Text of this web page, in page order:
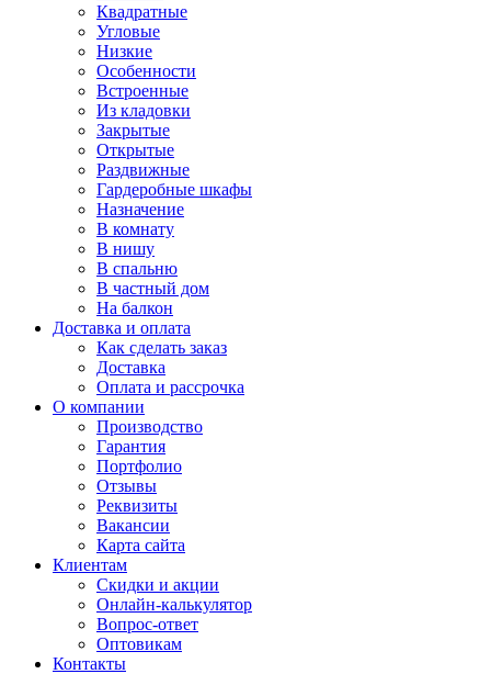
Квадратные
Угловые
Низкие
Особенности
Встроенные
Из кладовки
Закрытые
Открытые
Раздвижные
Гардеробные шкафы
Назначение
В комнату
В нишу
В спальню
В частный дом
На балкон
Доставка и оплата
Как сделать заказ
Доставка
Оплата и рассрочка
О компании
Производство
Гарантия
Портфолио
Отзывы
Реквизиты
Вакансии
Карта сайта
Клиентам
Скидки и акции
Онлайн-калькулятор
Вопрос-ответ
Оптовикам
Контакты